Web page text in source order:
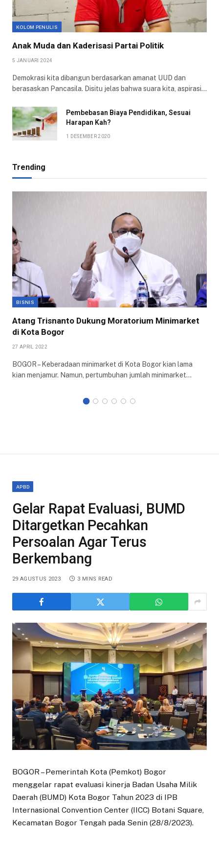
KOLOM PENULIS
Anak Muda dan Kaderisasi Partai Politik
5 JANUARI 2024
Demokrasi kita dibangun berdasarkan amanat UUD dan
berasaskan Pancasila. Disitu jelas bahwa suara kita, aspirasi…
Pembebasan Biaya Pendidikan, Sesuai
Harapan Kah?
1 DESEMBER 2020
Trending
BISNIS
Atang Trisnanto Dukung Moratorium Minimarket
di Kota Bogor
27 APRIL 2022
BOGOR – Keberadaan minimarket di Kota Bogor kian lama
kian menjamur. Namun, pertumbuhan jumlah minimarket…
APBD
Gelar Rapat Evaluasi, BUMD
Ditargetkan Pecahkan
Persoalan Agar Terus
Berkembang
29 AGUSTUS 2023 3 MINS READ
BOGOR – Pemerintah Kota (Pemkot) Bogor
menggelar rapat evaluasi kinerja Badan Usaha Milik
Daerah (BUMD) Kota Bogor Tahun 2023 di IPB
Internasional Convention Center (IICC) Botani Square,
Kecamatan Bogor Tengah pada Senin (28/8/2023).